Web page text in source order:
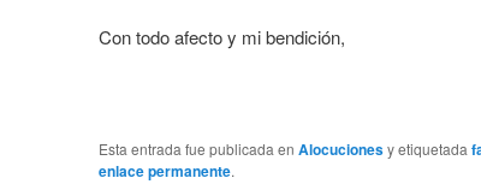
Con todo afecto y mi bendición,
Esta entrada fue publicada en Alocucionesy etiquetada
enlace permanente.